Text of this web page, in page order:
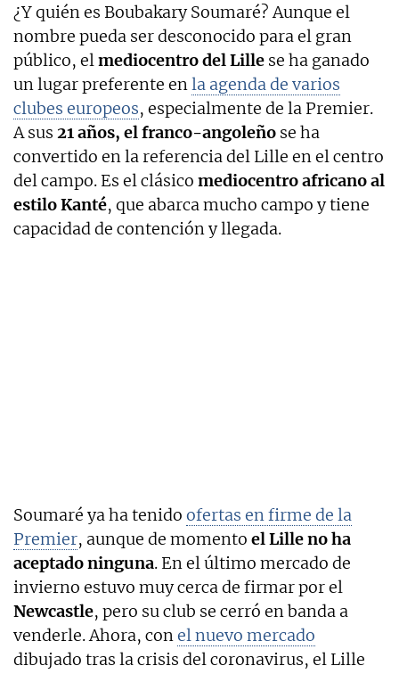
¿Y quién es Boubakary Soumaré? Aunque el
nombre pueda ser desconocido para el gran
público, elmediocentro del Lille se ha ganado
un lugar preferente enla agenda de varios
clubes europeos, especialmente de la Premier.
A sus 21 años, el franco-angoleño se ha
convertido en la referencia del Lille en el centro
del campo. Es el clásico mediocentro africano al
estilo Kanté, que abarca mucho campo y tiene
capacidad de contención y llegada.
Soumaré ya ha tenido ofertas en firme de la
Premier, aunque de momento el Lille no ha
aceptado ninguna. En el último mercado de
invierno estuvo muy cerca de firmar por el
Newcastle, pero su club se cerró en banda a
venderle. Ahora, conel nuevo mercado
dibujado tras la crisis del coronavirus, el Lille